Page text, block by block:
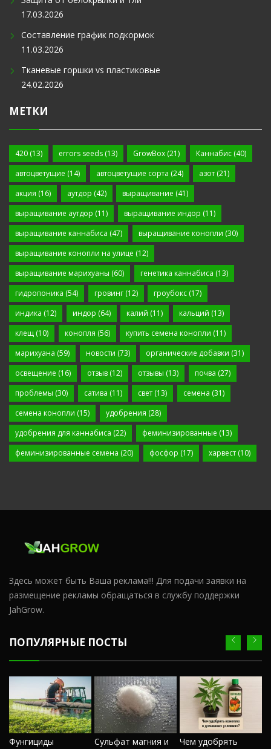
17.03.2026
Составление график подкормок
11.03.2026
Тканевые горшки vs пластиковые
24.02.2026
МЕТКИ
420 (13) errors seeds(13) GrowBox (21) Каннабис(40)
автоцветущие (14) автоцветущие сорта (24) азот (21)
акция (16) аутдор (42) выращивание (41)
выращивание аутдор (11) выращивание индор (11)
выращивание каннабиса (47) выращивание конопли (30)
выращивание конопли на улице (12)
выращивание марихуаны (60) генетика каннабиса (13)
гидропоника (54) гровинг(12) гроубокс (17)
индика (12) индор (64) калий (11) кальций (13)
клещ (10) конопля (56) купить семена конопли (11)
марихуана (59) новости (73) органические добавки (31)
освещение (16) отзыв(12) отзывы (13) почва (27)
проблемы (30) сатива (11) свет (13) семена (31)
семена конопли (15) удобрения (28)
удобрения для каннабиса (22) феминизированные (13)
феминизированные семена (20) фосфор (17) харвест (10)
Здесь может быть Ваша реклама!!! Для подачи заявки на
размещение рекламы обращаться в службу поддержки
JahGrow.
ПОПУЛЯРНЫЕ ПОСТЫ
Фунгициды
Сульфат магния и
Чем удобрять